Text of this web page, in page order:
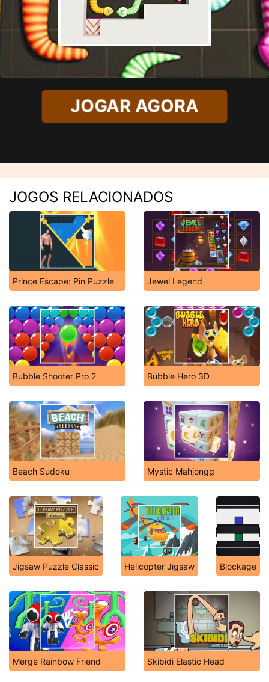
JOGAR AGORA
JOGOS RELACIONADOS
Prince Escape: Pin Puzzle Jewel Legend
Bubble Shooter Pro 2 Bubble Hero 3D
Beach Sudoku Mystic Mahjongg
Jigsaw Puzzle Classic Helicopter Jigsaw Blockage
Merge Rainbow Friend Skibidi Elastic Head